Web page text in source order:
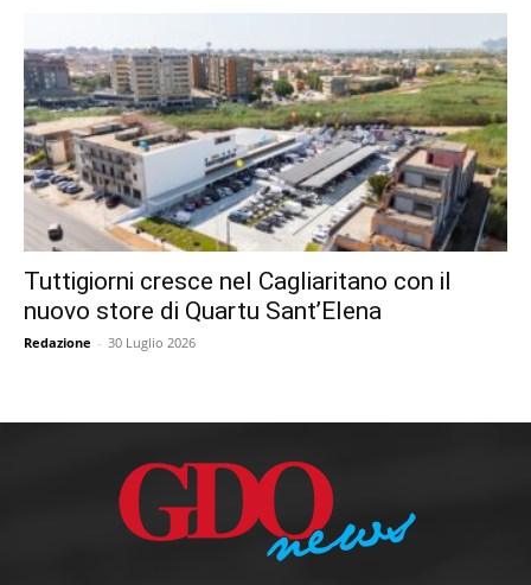
Tuttigiorni cresce nel Cagliaritano con il
nuovo store di Quartu Sant’Elena
Redazione - 30 Luglio 2026